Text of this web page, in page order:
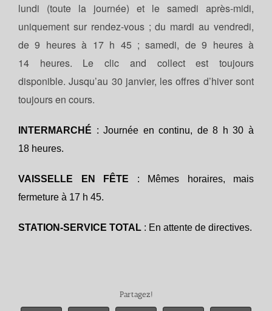
lundi (toute la journée) et le samedi après-midi,
uniquement sur rendez-vous ; du mardi au vendredi,
de 9 heures à 17 h 45 ; samedi, de 9 heures à
14 heures. Le clic and collect est toujours
disponible. Jusqu’au 30 janvier, les offres d’hiver sont
toujours en cours.
INTERMARCHÉ : Journée en continu, de 8 h 30 à
18 heures.
VAISSELLE EN FÊTE : Mêmes horaires, mais
fermeture à 17 h 45.
STATION-SERVICE TOTAL : En attente de directives.
Partagez!